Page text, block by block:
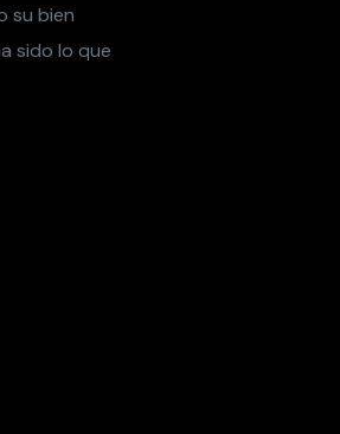
su bien
sido lo que